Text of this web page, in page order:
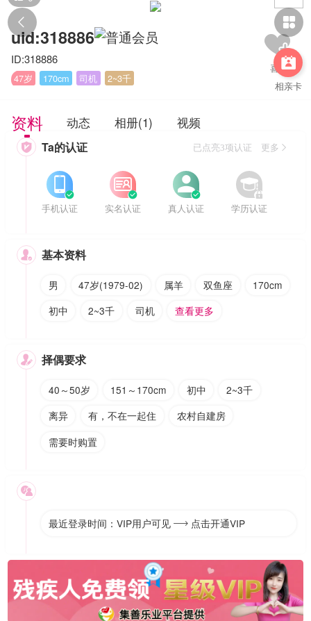
 

相亲卡
uid:318886
ID:318886
47岁 170cm 司机 2~3千
资料 动态 相册(1) 视频
 Ta的认证 已点亮3项认证 更多


手机认证


实名认证


真人认证


学历认证
 基本资料
男 47岁(1979-02) 属羊 双鱼座
170cm
初中
2~3千 司机 查看更多
 择偶要求
40～50岁 151～170cm 初中
2~3千
离异
有，不在一起住
农村自建房
需要时购置

最近登录时间：VIP用户可见  点击开通VIP